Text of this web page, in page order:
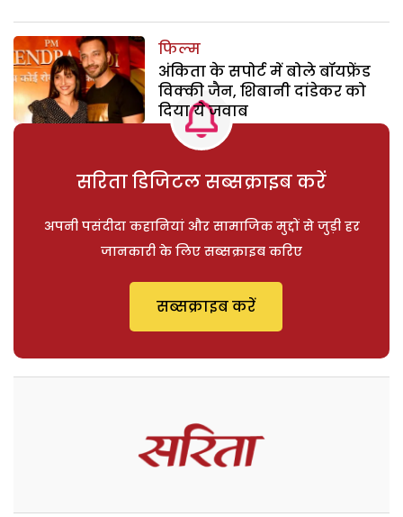
फिल्म
अंकिता के सपोर्ट में बोले बॉयफ्रेंड
विक्की जैन, शिबानी दांडेकर को
दिया ये जवाब
सरिता डिजिटल सब्सक्राइब करें
अपनी पसंदीदा कहानियां और सामाजिक मुद्दों से जुड़ी हर
जानकारी के लिए सब्सक्राइब करिए
सब्सक्राइब करें